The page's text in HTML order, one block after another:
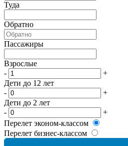
Туда
Обратно
Пассажиры
Взрослые
-
+
Дети до 12 лет
-
+
Дети до 2 лет
-
+
Перелет эконом-классом
Перелет бизнес-классом